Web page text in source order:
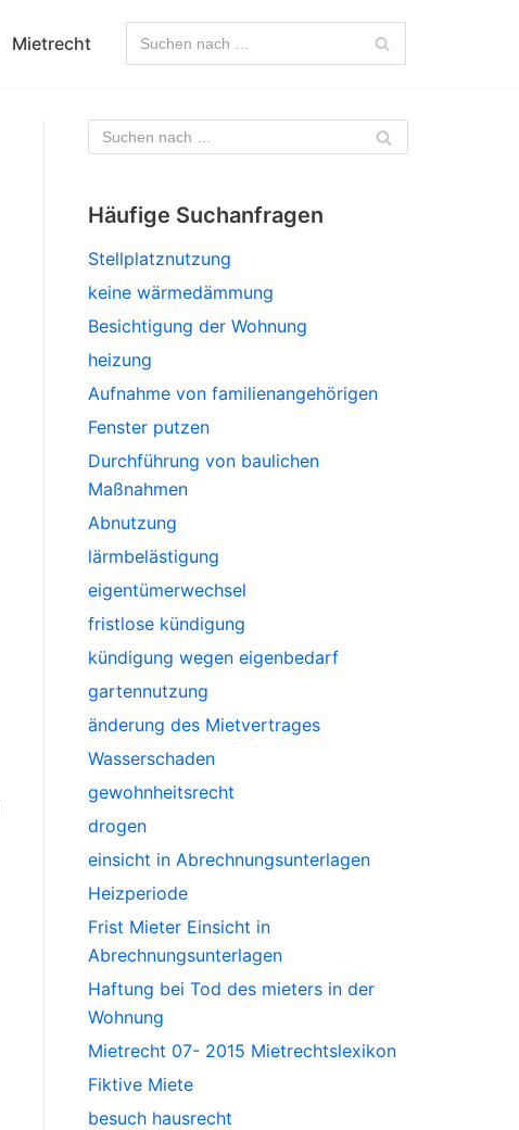
Mietrecht
Häufige Suchanfragen
Stellplatznutzung
keine wärmedämmung
Besichtigung der Wohnung
heizung
Aufnahme von familienangehörigen
Fenster putzen
Durchführung von baulichen
Maßnahmen
Abnutzung
lärmbelästigung
eigentümerwechsel
fristlose kündigung
kündigung wegen eigenbedarf
gartennutzung
änderung des Mietvertrages
Wasserschaden
gewohnheitsrecht
drogen
einsicht in Abrechnungsunterlagen
Heizperiode
Frist Mieter Einsicht in
Abrechnungsunterlagen
Haftung bei Tod des mieters in der
Wohnung
Mietrecht 07- 2015 Mietrechtslexikon
Fiktive Miete
besuch hausrecht